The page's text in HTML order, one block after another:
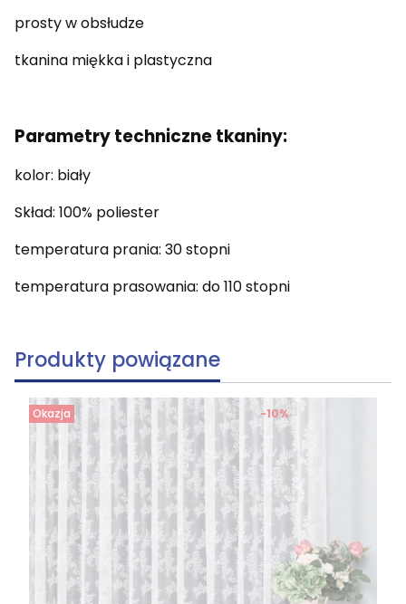
prosty w obsłudze
tkanina miękka i plastyczna
Parametry techniczne tkaniny:
kolor: biały
Skład: 100% poliester
temperatura prania: 30 stopni
temperatura prasowania: do 110 stopni
Produkty powiązane
Okazja -10%